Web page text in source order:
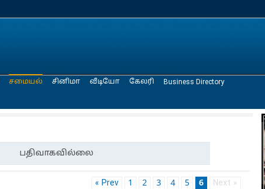
சமையல்
சினிமா வீடியோ கேலரி Business Directory
பதிவாகவில்லை
« Prev 1 2 3 4 5 6 Next »